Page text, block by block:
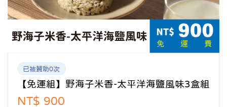
已被贊助0次
【免運組】野海子米香-太平洋海鹽風味3盒組
NT$ 900